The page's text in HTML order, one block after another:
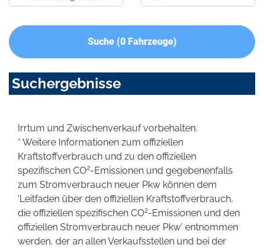
Suche (0Fahrzeuge)
Suchergebnisse
Irrtum und Zwischenverkauf vorbehalten.
* Weitere Informationen zum offiziellen
Kraftstoffverbrauch und zu den offiziellen
spezifischen CO2-Emissionen und gegebenenfalls
zum Stromverbrauch neuer Pkw können dem
'Leitfaden über den offiziellen Kraftstoffverbrauch,
die offiziellen spezifischen CO2-Emissionen und den
offiziellen Stromverbrauch neuer Pkw' entnommen
werden, der an allen Verkaufsstellen und bei der